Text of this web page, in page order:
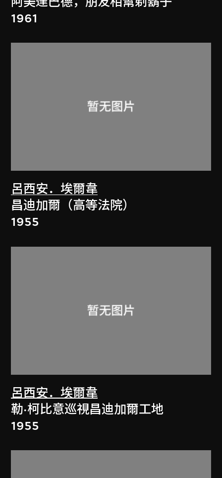
1961
呂西安．埃爾韋
昌迪加爾（高等法院）
1955
呂西安．埃爾韋
勒·柯比意巡視昌迪加爾工地
1955